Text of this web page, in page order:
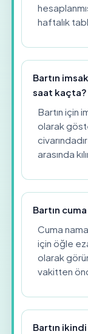
haftalık
Bartın
saat kaçta?
Bartın için
olarak
arasında
Bartın
Cuma
için öğle
olarak
vakitten
Bartın